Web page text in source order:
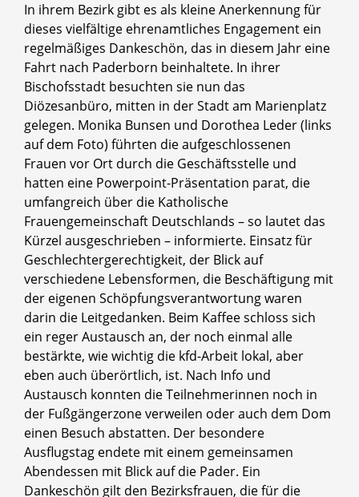
In ihrem Bezirk gibt es als kleine Anerkennung für
dieses vielfältige ehrenamtliches Engagement ein
regelmäßiges Dankeschön, das in diesem Jahr eine
Fahrt nach Paderborn beinhaltete. In ihrer
Bischofsstadt besuchten sie nun das
Diözesanbüro, mitten in der Stadt am Marienplatz
gelegen. Monika Bunsen und Dorothea Leder (links
auf dem Foto) führten die aufgeschlossenen
Frauen vor Ort durch die Geschäftsstelle und
hatten eine Powerpoint-Präsentation parat, die
umfangreich über die Katholische
Frauengemeinschaft Deutschlands – so lautet das
Kürzel ausgeschrieben – informierte. Einsatz für
Geschlechtergerechtigkeit, der Blick auf
verschiedene Lebensformen, die Beschäftigung mit
der eigenen Schöpfungsverantwortung waren
darin die Leitgedanken. Beim Kaffee schloss sich
ein reger Austausch an, der noch einmal alle
bestärkte, wie wichtig die kfd-Arbeit lokal, aber
eben auch überörtlich, ist. Nach Info und
Austausch konnten die Teilnehmerinnen noch in
der Fußgängerzone verweilen oder auch dem Dom
einen Besuch abstatten. Der besondere
Ausflugstag endete mit einem gemeinsamen
Abendessen mit Blick auf die Pader. Ein
Dankeschön gilt den Bezirksfrauen, die für die